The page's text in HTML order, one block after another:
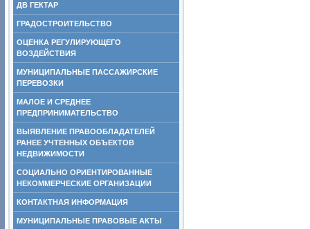
ДВ ГЕКТАР
ГРАДОСТРОИТЕЛЬСТВО
ОЦЕНКА РЕГУЛИРУЮЩЕГО
ВОЗДЕЙСТВИЯ
МУНИЦИПАЛЬНЫЕ ПАССАЖИРСКИЕ
ПЕРЕВОЗКИ
МАЛОЕ И СРЕДНЕЕ
ПРЕДПРИНИМАТЕЛЬСТВО
ВЫЯВЛЕНИЕ ПРАВООБЛАДАТЕЛЕЙ
РАНЕЕ УЧТЕННЫХ ОБЪЕКТОВ
НЕДВИЖИМОСТИ
СОЦИАЛЬНО ОРИЕНТИРОВАННЫЕ
НЕКОММЕРЧЕСКИЕ ОРГАНИЗАЦИИ
КОНТАКТНАЯ ИНФОРМАЦИЯ
МУНИЦИПАЛЬНЫЕ ПРАВОВЫЕ АКТЫ